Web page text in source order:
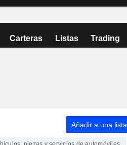
Carteras Listas Trading
Añadir a una lista